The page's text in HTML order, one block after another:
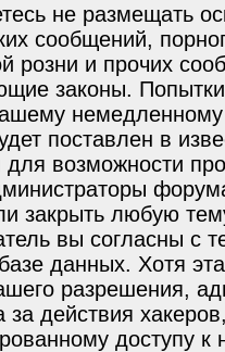
не размещать
сообщений,
розни и прочих
законы.
поставлен в
для возможности
закрыть любую
вы согласны с
данных. Хотя
разрешения,
за действия
доступу к